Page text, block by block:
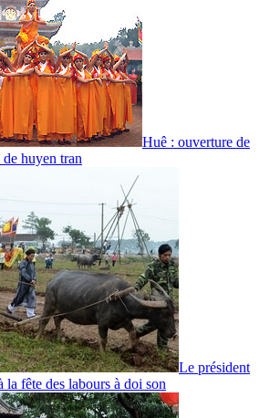
Huê : ouverture de
huyen tran
Le président
la fête des labours à doi son